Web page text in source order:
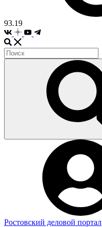
93.19
Ростовский деловой портал